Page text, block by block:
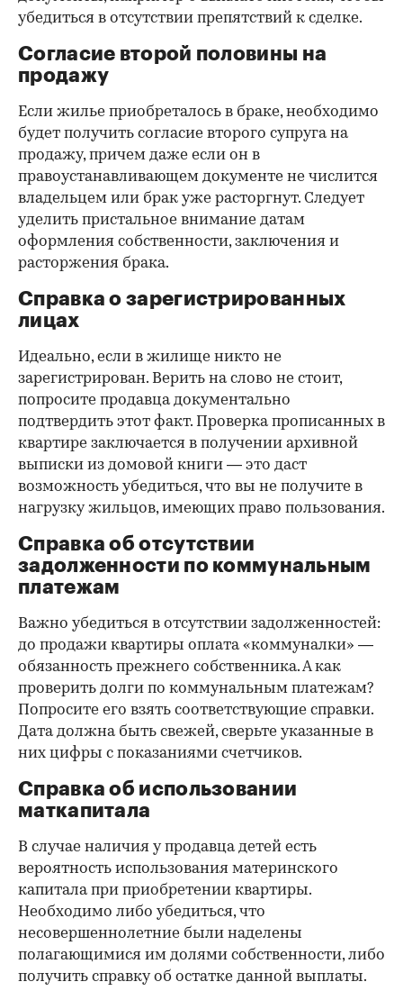
убедиться в отсутствии препятствий к сделке.
Согласие второй половины на
продажу
Если жилье приобреталось в браке, необходимо
будет получить согласие второго супруга на
продажу, причем даже если он в
правоустанавливающем документе не числится
владельцем или брак уже расторгнут. Следует
уделить пристальное внимание датам
оформления собственности, заключения и
расторжения брака.
Справка о зарегистрированных
лицах
Идеально, если в жилище никто не
зарегистрирован. Верить на слово не стоит,
попросите продавца документально
подтвердить этот факт. Проверка прописанных в
квартире заключается в получении архивной
выписки из домовой книги — это даст
возможность убедиться, что вы не получите в
нагрузку жильцов, имеющих право пользования.
Справка об отсутствии
задолженности по коммунальным
платежам
Важно убедиться в отсутствии задолженностей:
до продажи квартиры оплата «коммуналки» —
обязанность прежнего собственника. А как
проверить долги по коммунальным платежам?
Попросите его взять соответствующие справки.
Дата должна быть свежей, сверьте указанные в
них цифры с показаниями счетчиков.
Справка об использовании
маткапитала
В случае наличия у продавца детей есть
вероятность использования материнского
капитала при приобретении квартиры.
Необходимо либо убедиться, что
несовершеннолетние были наделены
полагающимися им долями собственности, либо
получить справку об остатке данной выплаты.